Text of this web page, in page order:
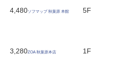
4,480ソフマップ 秋葉原 本館 5F
3,280ZOA 秋葉原本店 1F